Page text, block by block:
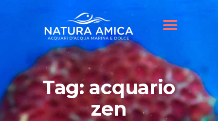
Tag: acquario
zen
IL NOSTRO NEGOZIO
OFFERTE ACQUARI
SHOP ONLINE
BLOG